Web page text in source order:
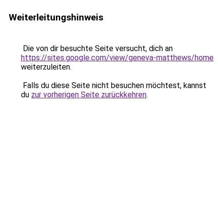
Weiterleitungshinweis
Die von dir besuchte Seite versucht, dich an
https://sites.google.com/view/geneva-matthews/home
weiterzuleiten.
Falls du diese Seite nicht besuchen möchtest, kannst
du zur vorherigen Seite zurückkehren.